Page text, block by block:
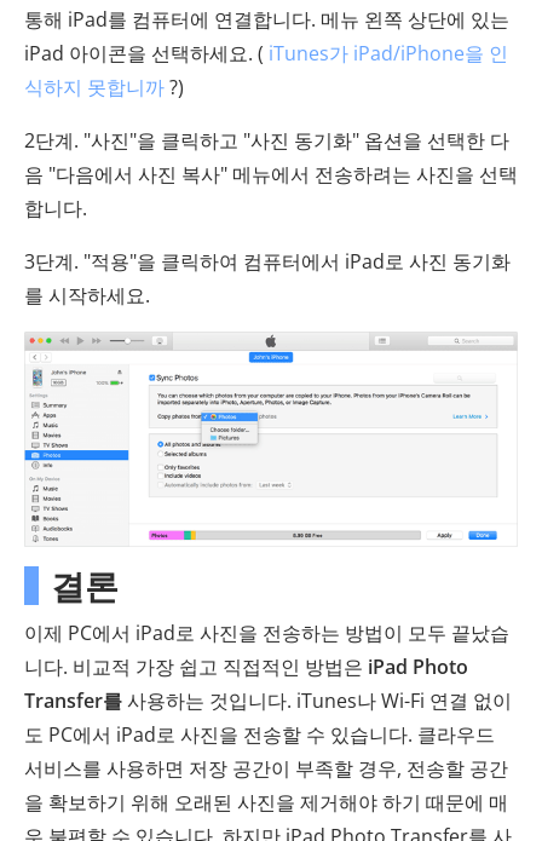
통해 iPad를 컴퓨터에 연결합니다. 메뉴 왼쪽 상단에 있는
iPad 아이콘을 선택하세요. ( iTunes가 iPad/iPhone을 인
식하지 못합니까?)
2단계. "사진"을 클릭하고 "사진 동기화" 옵션을 선택한 다
음 "다음에서 사진 복사" 메뉴에서 전송하려는 사진을 선택
합니다.
3단계. "적용"을 클릭하여 컴퓨터에서 iPad로 사진 동기화
를 시작하세요.
결론
이제 PC에서 iPad로 사진을 전송하는 방법이 모두 끝났습
니다. 비교적 가장 쉽고 직접적인 방법은 iPad Photo
Transfer를사용하는 것입니다. iTunes나 Wi-Fi 연결 없이
도 PC에서 iPad로 사진을 전송할 수 있습니다. 클라우드
서비스를 사용하면 저장 공간이 부족할 경우, 전송할 공간
을 확보하기 위해 오래된 사진을 제거해야 하기 때문에 매